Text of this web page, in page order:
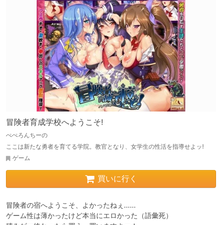
冒険者育成学校へようこそ!
ぺぺろんちーの
ここは新たな勇者を育てる学院。教官となり、女学生の性活を指導せよッ!
ゲーム
買いに行く
冒険者の宿へようこそ、よかったねぇ……
ゲーム性は薄かったけど本当にエロかった（語彙死）